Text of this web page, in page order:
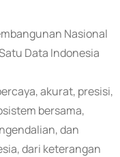
Nasional
Data Indonesia
akurat, presisi,
bersama,
dan
dari keterangan